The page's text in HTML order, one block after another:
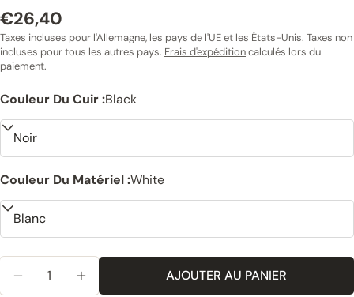
Prix
normal
€26,40
Taxes incluses pour l'Allemagne, les pays de l'UE et les États-Unis. Taxes non
incluses pour tous les autres pays. Frais d'expéditioncalculés lors du
paiement.
Couleur Du Cuir :Black
Couleur Du Matériel :White
RÉDUIRE LA QUANTITÉ POUR LES POIGNÉES EN
AUGMENTER LA QUANTITÉ POUR LES
AJOUTER AU PANIER